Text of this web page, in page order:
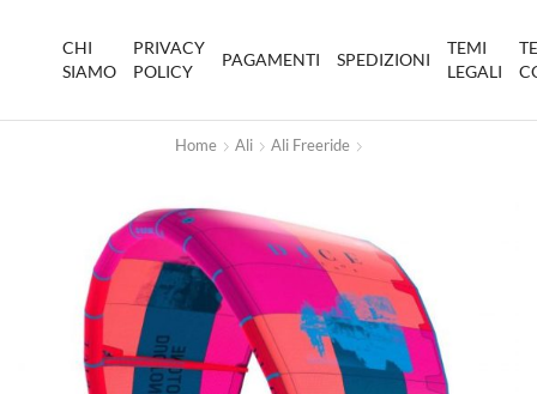
CHI
SIAMO
PRIVACY
POLICY
PAGAMENTI SPEDIZIONI
TEMI
LEGALI
Home Ali Ali Freeride